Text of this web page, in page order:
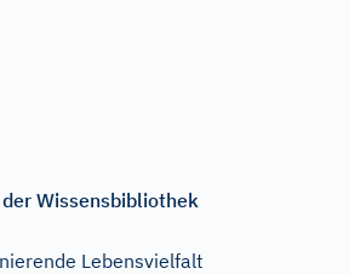
Wissensbibliothek
Lebensvielfalt